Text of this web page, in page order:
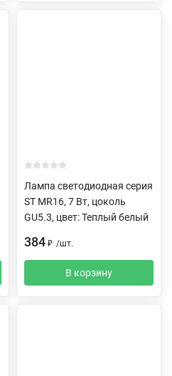
Лампа светодиодная серия
ST MR16, 7 Вт, цоколь
GU5.3, цвет: Теплый белый
384 ₽ /шт.
В корзину